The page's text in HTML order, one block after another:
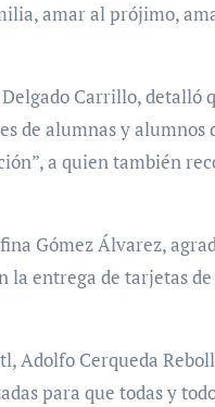
amar al prójimo,
Carrillo, detalló
de alumnas y
a quien también
Gómez Álvarez,
entrega de tarjetas
Adolfo Cerqueda
para que todas y